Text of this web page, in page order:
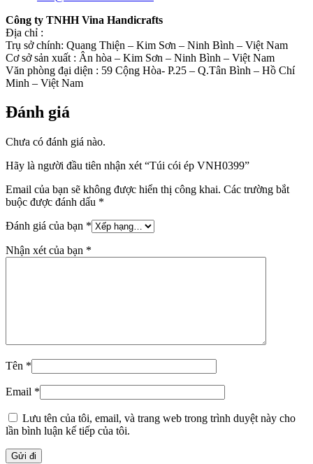
Công ty TNHH Vina Handicrafts
Địa chỉ :
Trụ sở chính: Quang Thiện – Kim Sơn – Ninh Bình – Việt Nam
Cơ sở sản xuất : Ân hòa – Kim Sơn – Ninh Bình – Việt Nam
Văn phòng đại diện : 59 Cộng Hòa- P.25 – Q.Tân Bình – Hồ Chí
Minh – Việt Nam
Đánh giá
Chưa có đánh giá nào.
Hãy là người đầu tiên nhận xét “Túi cói ép VNH0399”
Email của bạn sẽ không được hiển thị công khai. Các trường bắt
buộc được đánh dấu *
Đánh giá của bạn *
Nhận xét của bạn *
Tên *
Email *
Lưu tên của tôi, email, và trang web trong trình duyệt này cho
lần bình luận kế tiếp của tôi.